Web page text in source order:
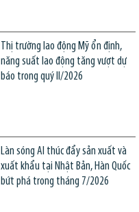
Thị trường lao động Mỹ ổn định,
năng suất lao động tăng vượt dự
báo trong quý II/2026
Làn sóng AI thúc đẩy sản xuất và
xuất khẩu tại Nhật Bản, Hàn Quốc
bứt phá trong tháng 7/2026